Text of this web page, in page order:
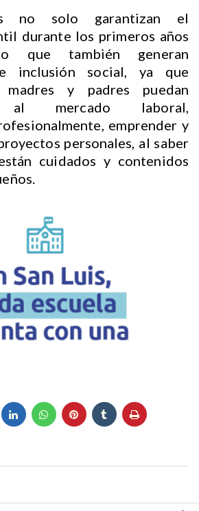
no solo garantizan el
durante los primeros años
que también generan
inclusión social, ya que
y padres puedan
al mercado laboral,
emprender y
personales, al saber
cuidados y contenidos